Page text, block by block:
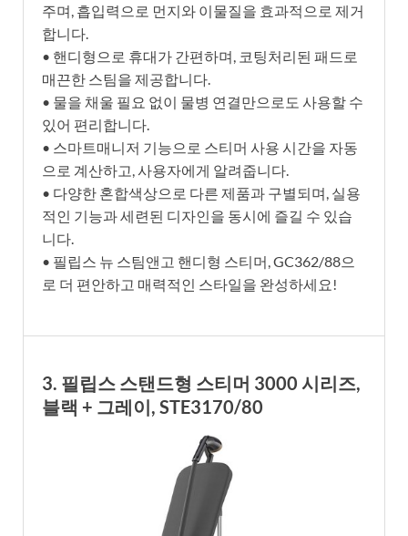
주며, 흡입력으로 먼지와 이물질을 효과적으로 제거
합니다.
• 핸디형으로 휴대가 간편하며, 코팅처리된 패드로
매끈한 스팀을 제공합니다.
• 물을 채울 필요 없이 물병 연결만으로도 사용할 수
있어 편리합니다.
• 스마트매니저 기능으로 스티머 사용 시간을 자동
으로 계산하고, 사용자에게 알려줍니다.
• 다양한 혼합색상으로 다른 제품과 구별되며, 실용
적인 기능과 세련된 디자인을 동시에 즐길 수 있습
니다.
• 필립스 뉴 스팀앤고 핸디형 스티머, GC362/88으
로 더 편안하고 매력적인 스타일을 완성하세요!
3. 필립스 스탠드형 스티머 3000 시리즈,
블랙 + 그레이, STE3170/80